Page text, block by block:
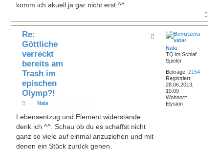
komm ich akuell ja gar nicht erst ^^
N
a
c
Nala
TQ im Schlaf
Spieler
Beiträge: 2154
Registriert:
28.06.2013,
10:09
Wohnort:
Elysion
Re:
Göttliche
verreckt
bereits am
Trash im
epischen
Olymp?!
i
r
a
g
vonNala 30.03.2025, 12:34
Lebensentzug und Element widerstände
denk ich ^^. Schau ob du es schaffst nicht
ganz so viele auf einmal anzuziehen und mit
denen ein Stück zurück gehen.